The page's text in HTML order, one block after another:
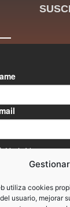
utiliza cookies
usuario, mejorar